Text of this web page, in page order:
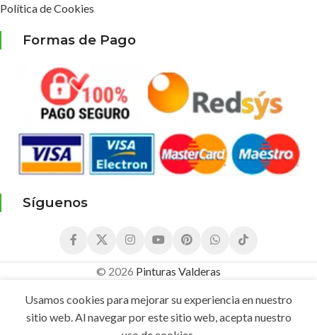
Política de Cookies
Formas de Pago
Síguenos
© 2026 Pinturas Valderas
Usamos cookies para mejorar su experiencia en nuestro
sitio web. Al navegar por este sitio web, acepta nuestro
Para
de Madera
64,86 €
Incluido
1
disponibles
¡Compra este